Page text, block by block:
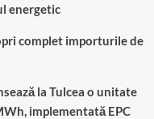
energetic
complet importurile de
la Tulcea o unitate
implementată EPC